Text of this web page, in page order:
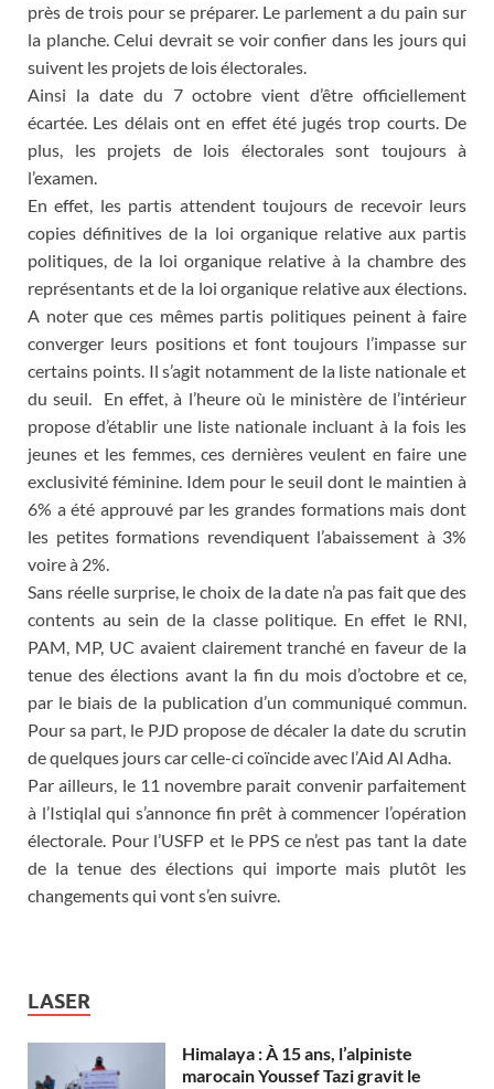
près de trois pour se préparer. Le parlement a du pain sur
la planche. Celui devrait se voir confier dans les jours qui
suivent les projets de lois électorales.
Ainsi la date du 7 octobre vient d’être officiellement
écartée. Les délais ont en effet été jugés trop courts. De
plus, les projets de lois électorales sont toujours à
l’examen.
En effet, les partis attendent toujours de recevoir leurs
copies définitives de la loi organique relative aux partis
politiques, de la loi organique relative à la chambre des
représentants et de la loi organique relative aux élections.
A noter que ces mêmes partis politiques peinent à faire
converger leurs positions et font toujours l’impasse sur
certains points. Il s’agit notamment de la liste nationale et
du seuil. En effet, à l’heure où le ministère de l’intérieur
propose d’établir une liste nationale incluant à la fois les
jeunes et les femmes, ces dernières veulent en faire une
exclusivité féminine. Idem pour le seuil dont le maintien à
6% a été approuvé par les grandes formations mais dont
les petites formations revendiquent l’abaissement à 3%
voire à 2%.
Sans réelle surprise, le choix de la date n’a pas fait que des
contents au sein de la classe politique. En effet le RNI,
PAM, MP, UC avaient clairement tranché en faveur de la
tenue des élections avant la fin du mois d’octobre et ce,
par le biais de la publication d’un communiqué commun.
Pour sa part, le PJD propose de décaler la date du scrutin
de quelques jours car celle-ci coïncide avec l’Aid Al Adha.
Par ailleurs, le 11 novembre parait convenir parfaitement
à l’Istiqlal qui s’annonce fin prêt à commencer l’opération
électorale. Pour l’USFP et le PPS ce n’est pas tant la date
de la tenue des élections qui importe mais plutôt les
changements qui vont s’en suivre.
LASER
Himalaya : À 15 ans, l’alpiniste
marocain Youssef Tazi gravit le